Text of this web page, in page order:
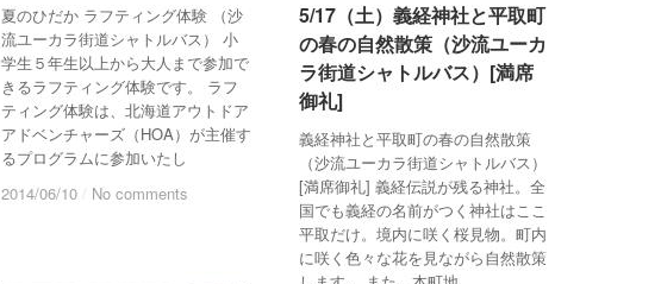
夏のひだか ラフティング体験 （沙
流ユーカラ街道シャトルバス） 小
学生５年生以上から大人まで参加で
きるラフティング体験です。 ラフ
ティング体験は、北海道アウトドア
アドベンチャーズ（HOA）が主催す
るプログラムに参加いたし
2014/06/10 / No comments
2014/06/10 / No comments
5/17（土）義経神社と平取町
の春の自然散策（沙流ユーカ
ラ街道シャトルバス）[満席
御礼]
義経神社と平取町の春の自然散策
（沙流ユーカラ街道シャトルバス）
[満席御礼] 義経伝説が残る神社。全
国でも義経の名前がつく神社はここ
平取だけ。境内に咲く桜見物。町内
に咲く色々な花を見ながら自然散策
5/17（土）義経神社と平取町
の春の自然散策（沙流ユーカ
ラ街道シャトルバス）[満席
御礼]